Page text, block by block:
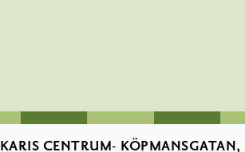
KARIS CENTRUM- KÖPMANSGATAN,